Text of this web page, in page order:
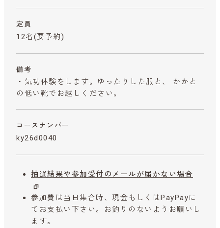
定員
12名(要予約)
備考
・気功体験をします。ゆったりした服と、 かかと
の低い靴でお越しください。
コースナンバー
ky26d0040
抽選結果や参加受付のメールが届かない場合
参加費は当日集合時、現金もしくはPayPayに
てお支払い下さい。お釣りのないようお願いし
ます。